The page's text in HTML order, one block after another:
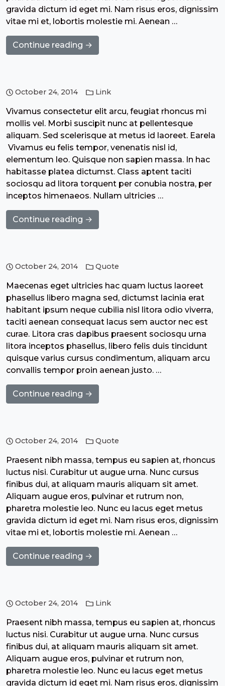
gravida dictum id eget mi. Nam risus eros, dignissim
vitae mi et, lobortis molestie mi. Aenean …
Continue reading →
October 24, 2014 Link
Vivamus consectetur elit arcu, feugiat rhoncus mi
mollis vel. Morbi suscipit nunc at pellentesque
aliquam. Sed scelerisque at metus id laoreet. Earela
Vivamus eu felis tempor, venenatis nisl id,
elementum leo. Quisque non sapien massa. In hac
habitasse platea dictumst. Class aptent taciti
sociosqu ad litora torquent per conubia nostra, per
inceptos himenaeos. Nullam ultricies …
Continue reading →
October 24, 2014 Quote
Maecenas eget ultricies hac quam luctus laoreet
phasellus libero magna sed, dictumst lacinia erat
habitant ipsum neque cubilia nisl litora odio viverra,
taciti aenean consequat lacus sem auctor nec est
curae. Litora cras dapibus praesent sociosqu urna
litora inceptos phasellus, libero felis duis tincidunt
quisque varius cursus condimentum, aliquam arcu
convallis tempor proin aenean justo. …
Continue reading →
October 24, 2014 Quote
Praesent nibh massa, tempus eu sapien at, rhoncus
luctus nisi. Curabitur ut augue urna. Nunc cursus
finibus dui, at aliquam mauris aliquam sit amet.
Aliquam augue eros, pulvinar et rutrum non,
pharetra molestie leo. Nunc eu lacus eget metus
gravida dictum id eget mi. Nam risus eros, dignissim
vitae mi et, lobortis molestie mi. Aenean …
Continue reading →
October 24, 2014 Link
Praesent nibh massa, tempus eu sapien at, rhoncus
luctus nisi. Curabitur ut augue urna. Nunc cursus
finibus dui, at aliquam mauris aliquam sit amet.
Aliquam augue eros, pulvinar et rutrum non,
pharetra molestie leo. Nunc eu lacus eget metus
gravida dictum id eget mi. Nam risus eros, dignissim